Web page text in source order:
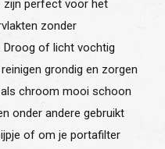
zijn perfect voor het
zonder
Droog of licht vochtig
grondig en zorgen
chroom mooi schoon
onder andere gebruikt
of om je portafilter